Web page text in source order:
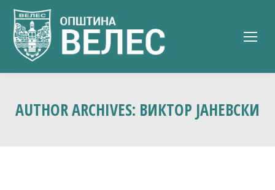
AUTHOR ARCHIVES: ВИКТОР ЈАНЕВСКИ